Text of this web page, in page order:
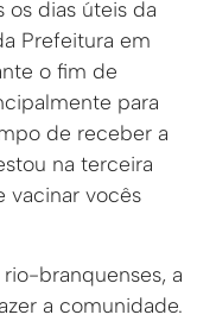
os dias úteis da
Prefeitura em
o fim de
para
de receber a
na terceira
vacinar vocês
branquenses, a
a comunidade.